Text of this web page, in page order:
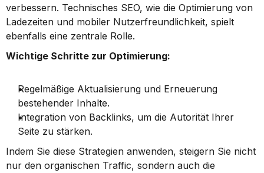
verbessern. Technisches SEO, wie die Optimierung von
Ladezeiten und mobiler Nutzerfreundlichkeit, spielt
ebenfalls eine zentrale Rolle.
Wichtige Schritte zur Optimierung:
Regelmäßige Aktualisierung und Erneuerung
bestehender Inhalte.
Integration von Backlinks, um die Autorität Ihrer
Seite zu stärken.
Indem Sie diese Strategien anwenden, steigern Sie nicht
nur den organischen Traffic, sondern auch die